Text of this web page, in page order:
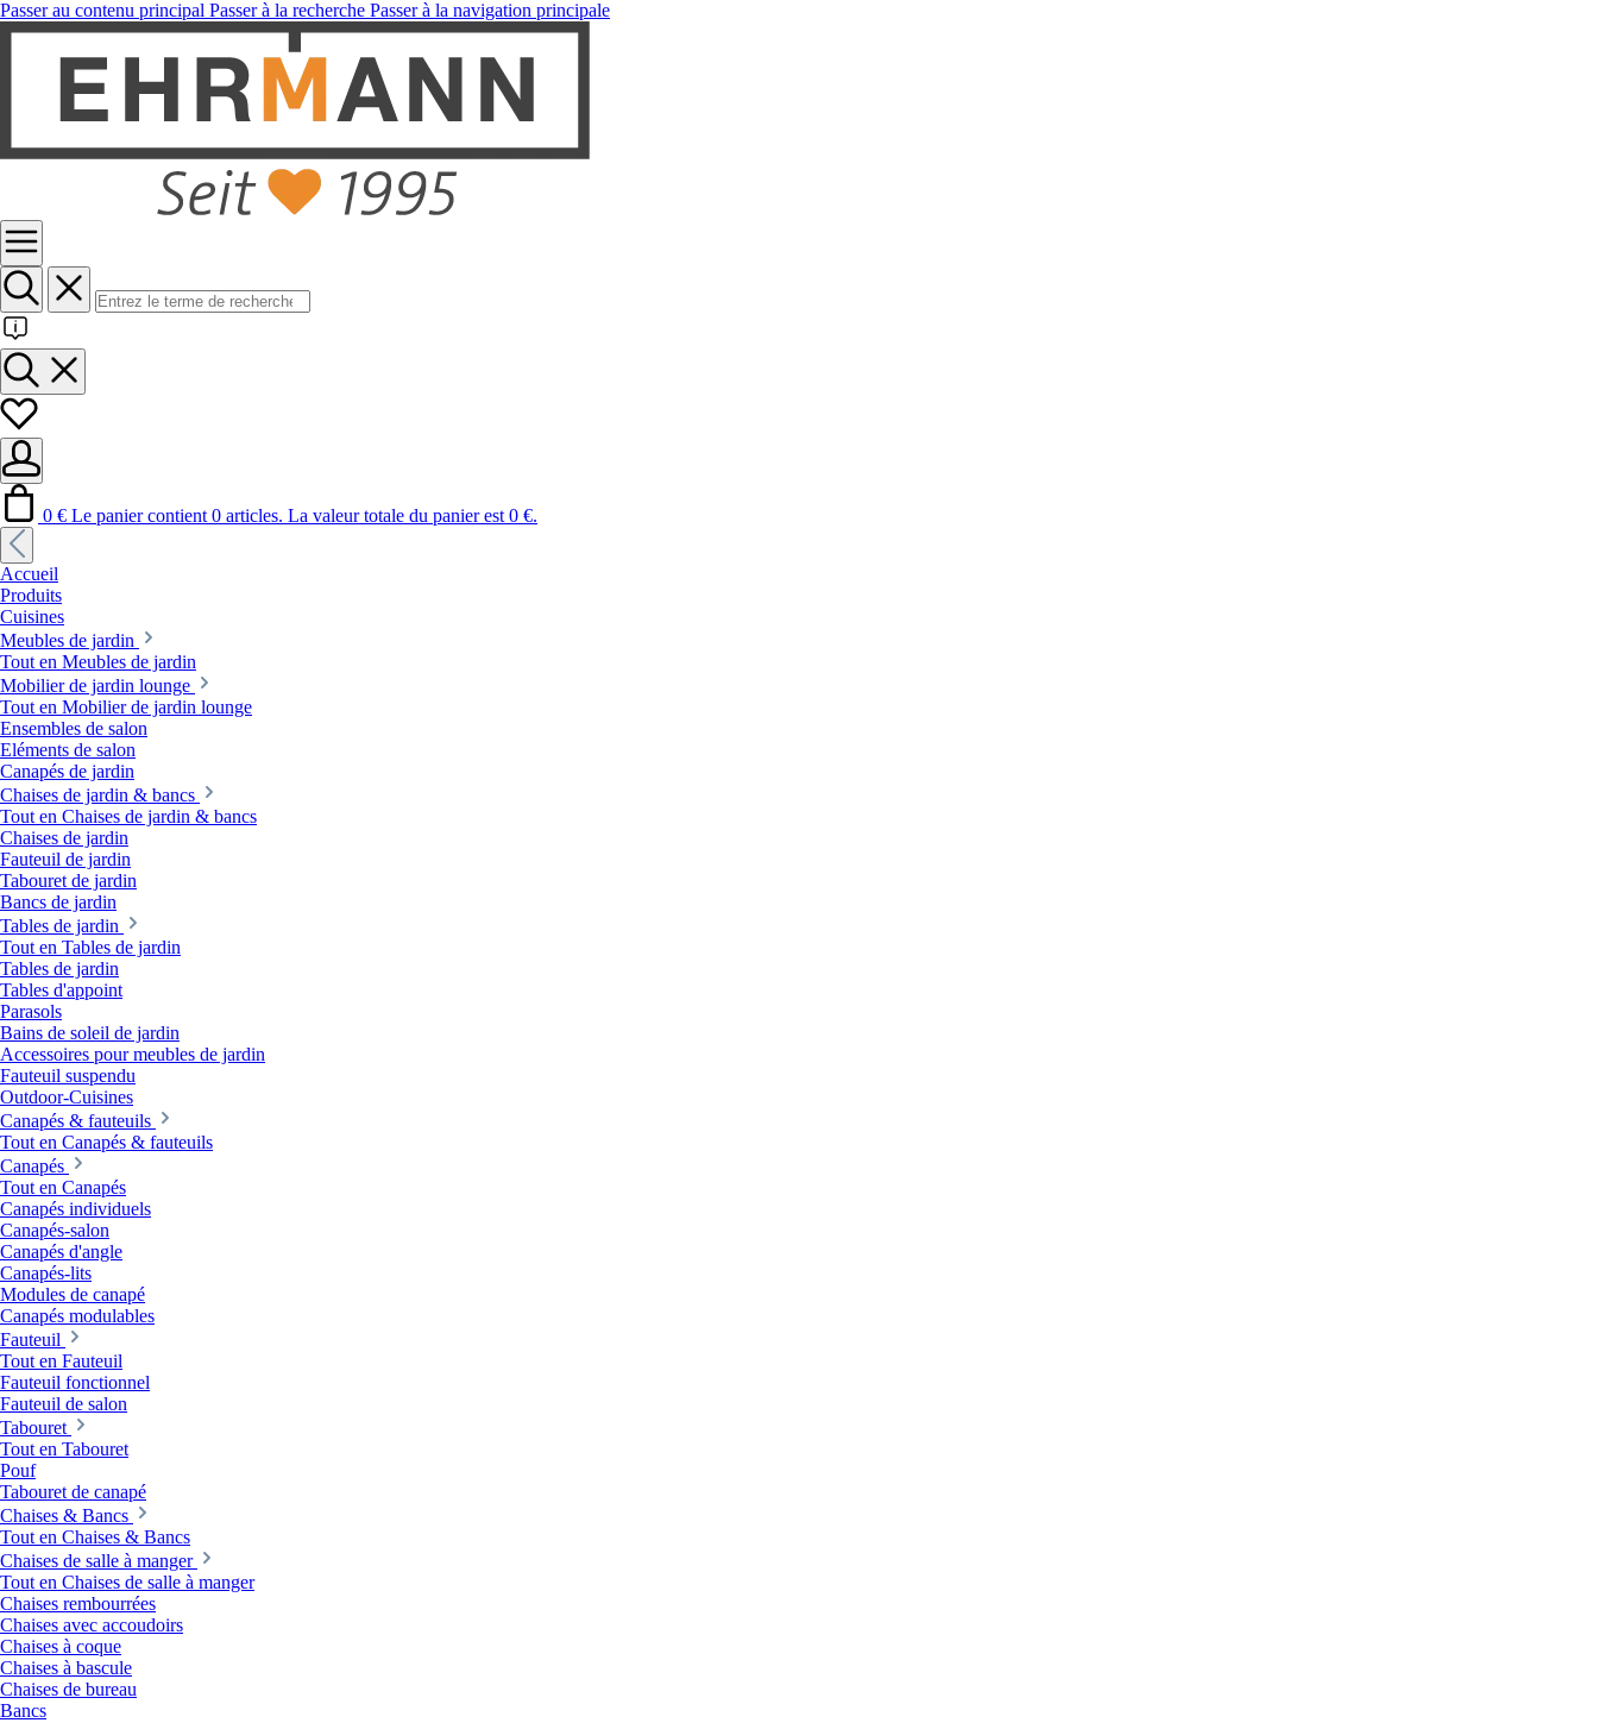
Passer au contenu principal Passer à la recherche Passer à la navigation principale
0 € Le panier contient 0 articles. La valeur totale du panier est 0 €.
Accueil
Produits
Cuisines
Meubles de jardin
Tout en Meubles de jardin
Mobilier de jardin lounge
Tout en Mobilier de jardin lounge
Ensembles de salon
Eléments de salon
Canapés de jardin
Chaises de jardin & bancs
Tout en Chaises de jardin & bancs
Chaises de jardin
Fauteuil de jardin
Tabouret de jardin
Bancs de jardin
Tables de jardin
Tout en Tables de jardin
Tables de jardin
Tables d'appoint
Parasols
Bains de soleil de jardin
Accessoires pour meubles de jardin
Fauteuil suspendu
Outdoor-Cuisines
Canapés & fauteuils
Tout en Canapés & fauteuils
Canapés
Tout en Canapés
Canapés individuels
Canapés-salon
Canapés d'angle
Canapés-lits
Modules de canapé
Canapés modulables
Fauteuil
Tout en Fauteuil
Fauteuil fonctionnel
Fauteuil de salon
Tabouret
Tout en Tabouret
Pouf
Tabouret de canapé
Chaises & Bancs
Tout en Chaises & Bancs
Chaises de salle à manger
Tout en Chaises de salle à manger
Chaises rembourrées
Chaises avec accoudoirs
Chaises à coque
Chaises à bascule
Chaises de bureau
Bancs